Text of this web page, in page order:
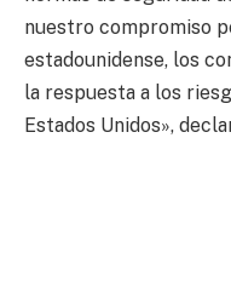
nuestro compromiso
estadounidense, los
la respuesta a los
Estados Unidos»,